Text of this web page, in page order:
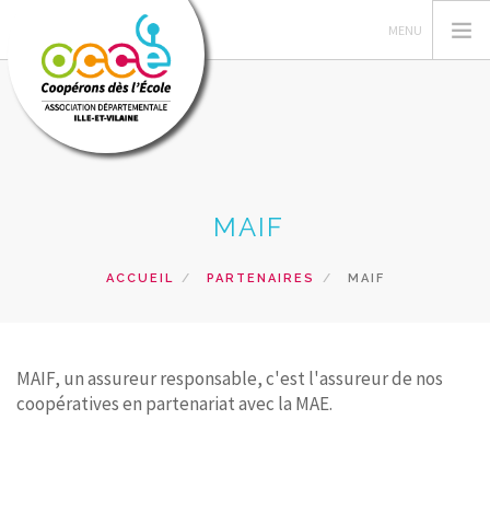
GERER SA COOPERATIVE
RECHERCHER
MAIF
ACCUEIL PARTENAIRES MAIF
MAIF, un assureur responsable, c'est l'assureur de nos
coopératives en partenariat avec la MAE.